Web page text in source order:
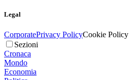
Legal
CorporatePrivacy PolicyCookie Policy
Sezioni
Cronaca
Mondo
Economia